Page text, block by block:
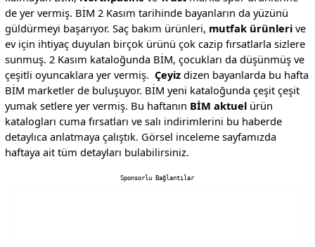
de yer vermiş. BİM 2 Kasım tarihinde bayanların da yüzünü
güldürmeyi başarıyor. Saç bakım ürünleri, mutfak ürünlerive
ev için ihtiyaç duyulan birçok ürünü çok cazip fırsatlarla sizlere
sunmuş. 2 Kasım kataloğunda BİM, çocukları da düşünmüş ve
çeşitli oyuncaklara yer vermiş. Çeyizdizen bayanlarda bu hafta
BİM marketler de buluşuyor. BİM yeni kataloğunda çeşit çeşit
yumak setlere yer vermiş. Bu haftanın BİM aktuelürün
katalogları cuma fırsatları ve salı indirimlerini bu haberde
detaylıca anlatmaya çalıştık. Görsel inceleme sayfamızda
haftaya ait tüm detayları bulabilirsiniz.
Sponsorlu Bağlantılar